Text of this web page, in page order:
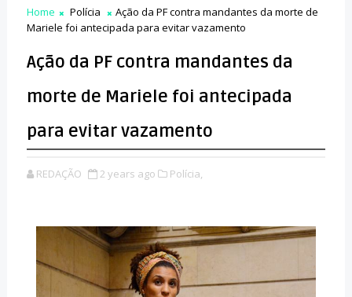
Home Polícia
Ação da PF contra mandantes da morte de
Mariele foi antecipada para evitar vazamento
Ação da PF contra mandantes da
morte de Mariele foi antecipada
para evitar vazamento
REDAÇÃO 2 years ago Polícia,